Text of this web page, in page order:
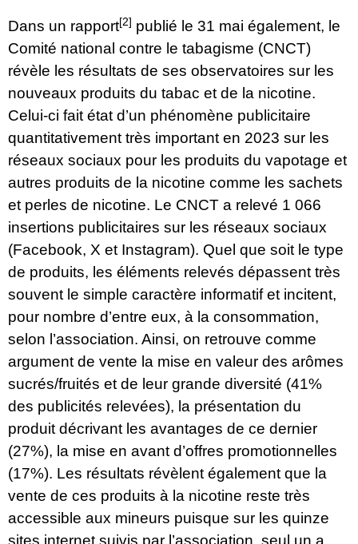
Dans un rapport[2] publié le 31 mai également, le
Comité national contre le tabagisme (CNCT)
révèle les résultats de ses observatoires sur les
nouveaux produits du tabac et de la nicotine.
Celui-ci fait état d’un phénomène publicitaire
quantitativement très important en 2023 sur les
réseaux sociaux pour les produits du vapotage et
autres produits de la nicotine comme les sachets
et perles de nicotine. Le CNCT a relevé 1 066
insertions publicitaires sur les réseaux sociaux
(Facebook, X et Instagram). Quel que soit le type
de produits, les éléments relevés dépassent très
souvent le simple caractère informatif et incitent,
pour nombre d’entre eux, à la consommation,
selon l’association. Ainsi, on retrouve comme
argument de vente la mise en valeur des arômes
sucrés/fruités et de leur grande diversité (41%
des publicités relevées), la présentation du
produit décrivant les avantages de ce dernier
(27%), la mise en avant d’offres promotionnelles
(17%). Les résultats révèlent également que la
vente de ces produits à la nicotine reste très
accessible aux mineurs puisque sur les quinze
sites internet suivis par l’association, seul un a